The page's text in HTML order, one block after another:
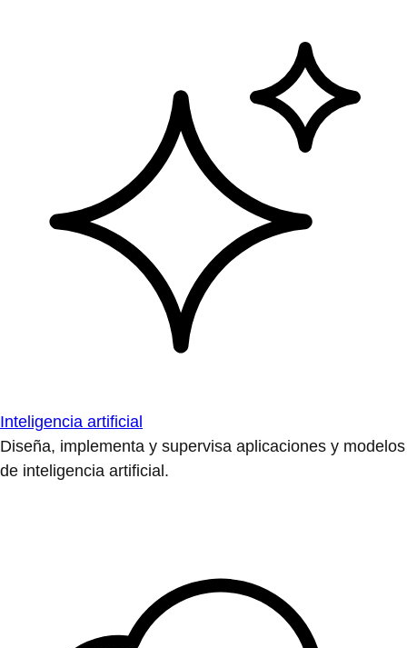
Inteligencia artificial
Diseña, implementa y supervisa aplicaciones y modelos
de inteligencia artificial.